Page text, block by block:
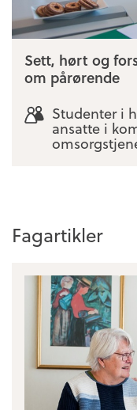
Sett, hørt og
om pårørende
Studenter i
ansatte i
Fagartikler